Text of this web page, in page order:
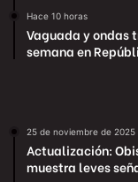
Hace 10 horas
Vaguada y ondas
semana en
25 de noviembre de 2025
Actualización:
muestra leves